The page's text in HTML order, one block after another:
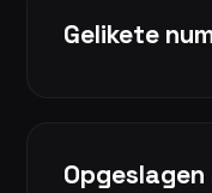
Gelikete